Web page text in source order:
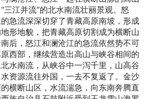
三江并流”的北水南流壮丽景观。怒
急流深深切穿了青藏高原南坡，形成
形地貌，把青藏高原切割成为横断山
后，怒江和澜沧江的急流依然势不可
西部，继续营造出高山与峡谷相间的
水南流，从峡谷中一泻千里，山高谷
资源流往外国，一去不复返了。金沙
横断山区，水流湍急，向东南奔腾直